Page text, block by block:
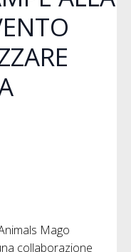
Mago
collaborazione